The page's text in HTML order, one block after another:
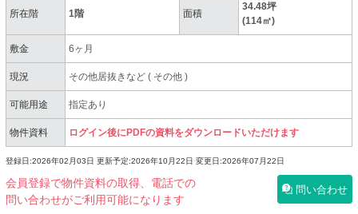
所在階 1階 面積
34.48坪
(114㎡)
敷金 6ヶ月
現況 その他居抜きなど( その他)
可能用途 指定あり
物件資料 ログイン後にPDFの資料をダウンロードいただけます
登録日:2026年02月03日 更新予定:2026年10月22日 変更日:2026年07月22日
会員登録で物件資料の取得、電話での
問い合わせがご利用可能になります
問い合わせ